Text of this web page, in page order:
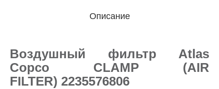
Описание
Воздушный фильтр Atlas
Copco CLAMP (AIR
FILTER) 2235576806